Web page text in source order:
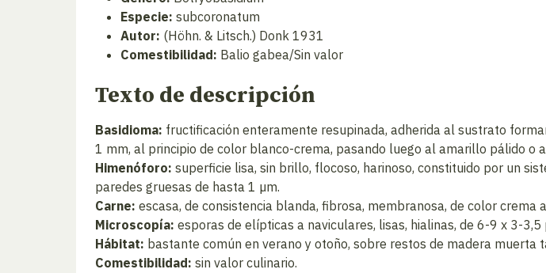
Especie: subcoronatum
Autor: (Höhn. & Litsch.) Donk 1931
Comestibilidad: Balio gabea/Sin valor
Texto de descripción
Basidioma: fructificación enteramente resupinada, adherida al sustrato
1 mm, al principio de color blanco-crema, pasando luego al amarillo pálido o
Himenóforo: superficie lisa, sin brillo, flocoso, harinoso, constituido por un
paredes gruesas de hasta 1 µm.
Carne: escasa, de consistencia blanda, fibrosa, membranosa, de color
Microscopía: esporas de elípticas a naviculares, lisas, hialinas, de 6-9 x 3-3,5
Hábitat: bastante común en verano y otoño, sobre restos de madera
Comestibilidad: sin valor culinario.